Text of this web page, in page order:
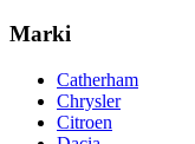
Marki
Catherham
Chrysler
Citroen